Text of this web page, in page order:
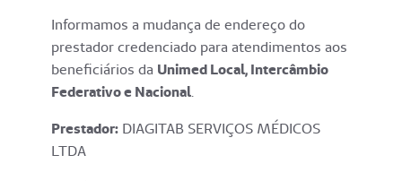
Informamos a mudança de endereço do
prestador credenciado para atendimentos aos
beneficiários da Unimed Local, Intercâmbio
Federativo e Nacional.
Prestador: DIAGITAB SERVIÇOS MÉDICOS
LTDA